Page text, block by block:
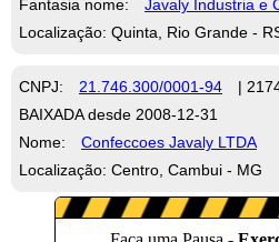
Fantasia nome:
Javaly Industria e
Localização: Quinta, Rio Grande -
CNPJ: 21.746.300/0001-94
|
BAIXADA desde 2008-12-31
Nome:
Confeccoes Javaly LTDA
Localização: Centro, Cambui - MG